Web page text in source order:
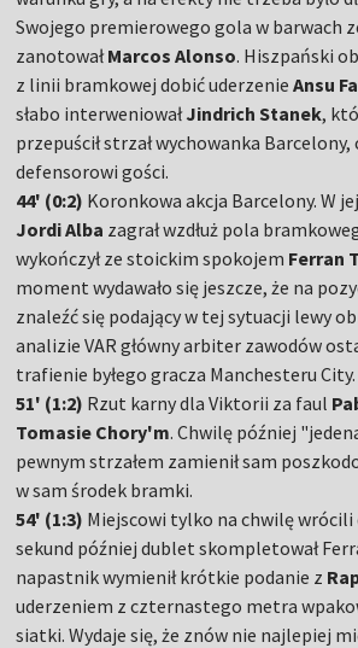
Swojego premierowego gola w barwach
zanotowałMarcos Alonso. Hiszpański
z linii bramkowej dobić uderzenieAnsu
słabo interweniowałJindrich Stanek,
przepuścił strzał wychowanka Barcelony,
defensorowi gości.
44' (0:2) Koronkowa akcja Barcelony. W
Jordi Alba zagrał wzdłuż pola
wykończył ze stoickim spokojem Ferran
moment wydawało się jeszcze, że na
znaleźć się podający w tej sytuacji lewy
analizie VAR główny arbiter zawodów
trafienie byłego gracza Manchesteru City.
51' (1:2) Rzut karny dla Viktorii za faul
Tomasie Chory'm. Chwilę później
pewnym strzałem zamienił sam
w sam środek bramki.
54' (1:3) Miejscowi tylko na chwilę wrócili
sekund później dublet skompletował
napastnik wymienił krótkie podanie z
uderzeniem z czternastego metra
siatki. Wydaje się, że znów nie najlepiej